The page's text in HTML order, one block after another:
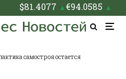
$81.4077 ▲€94.0585 ▲
самостроя остается